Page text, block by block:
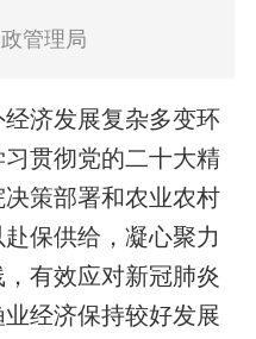
管理局
济发展复杂多变环
贯彻党的二十大精
策部署和农业农村
保供给，凝心聚力
有效应对新冠肺炎
业经济保持较好发展